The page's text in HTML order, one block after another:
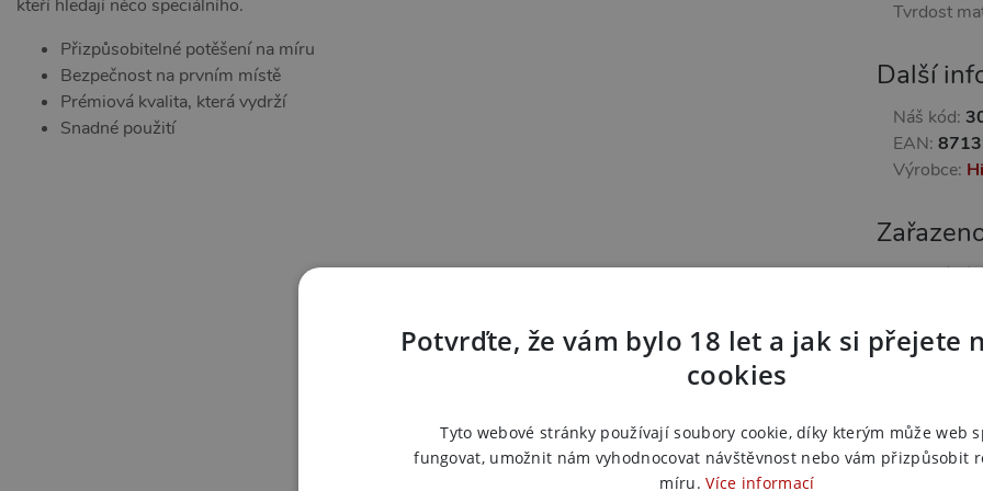
kteří hledají něco speciálního.
Přizpůsobitelné potěšení na míru
Bezpečnost na prvním místě
Prémiová kvalita, která vydrží
Snadné použití
Tvrdost
Další
Náš kód:
EAN:
Výrobce:
Anální
Anální
Anální
Anální
Potvrďte, že vám bylo 18 let a jak si přejete
cookies
Tyto webové stránky používají soubory cookie, díky kterým může web
fungovat, umožnit nám vyhodnocovat návštěvnost nebo vám přizpůsobit
míru. Více informací